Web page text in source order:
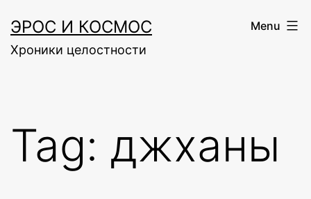
to
content
ЭРОС И КОСМОС
Хроники целостности
Menu
Tag: джханы